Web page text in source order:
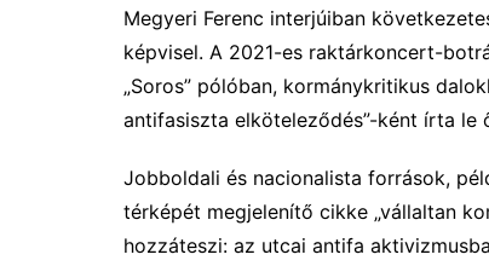
Megyeri Ferenc interjúiban
képvisel. A 2021-es raktárkoncert-
„Soros” pólóban, kormánykritikus
antifasiszta elköteleződés”-ként írta le
Jobboldali és nacionalista források,
térképét megjelenítő cikke „vállaltan
hozzáteszi: az utcai antifa